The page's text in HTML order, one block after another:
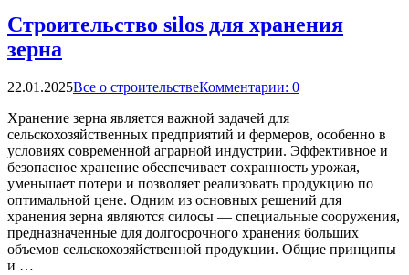
Строительство silos для хранения
зерна
22.01.2025Все о строительствеКомментарии: 0
Хранение зерна является важной задачей для
сельскохозяйственных предприятий и фермеров, особенно в
условиях современной аграрной индустрии. Эффективное и
безопасное хранение обеспечивает сохранность урожая,
уменьшает потери и позволяет реализовать продукцию по
оптимальной цене. Одним из основных решений для
хранения зерна являются силосы — специальные сооружения,
предназначенные для долгосрочного хранения больших
объемов сельскохозяйственной продукции. Общие принципы
и …